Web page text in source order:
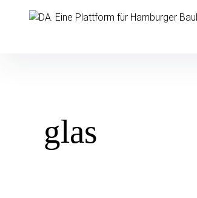
überspringenDA. Eine Plattform für
glas